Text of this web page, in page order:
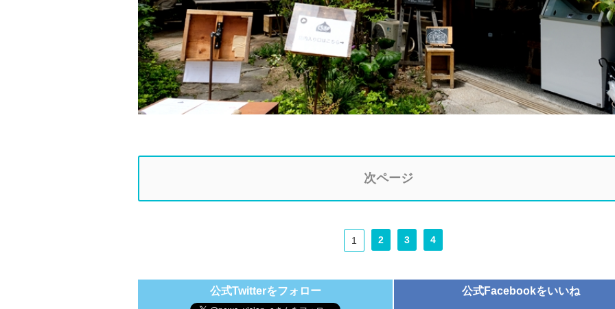
次ページ
1 2 3 4
公式Twitterをフォロー 公式Facebookをいいね